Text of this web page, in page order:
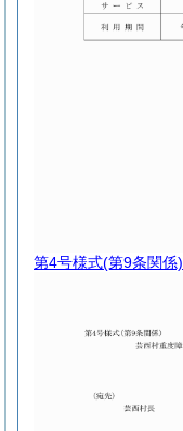
第4号様式(第9条関係)